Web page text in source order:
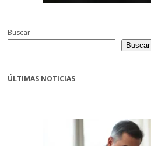
Buscar
Buscar
ÚLTIMAS NOTICIAS